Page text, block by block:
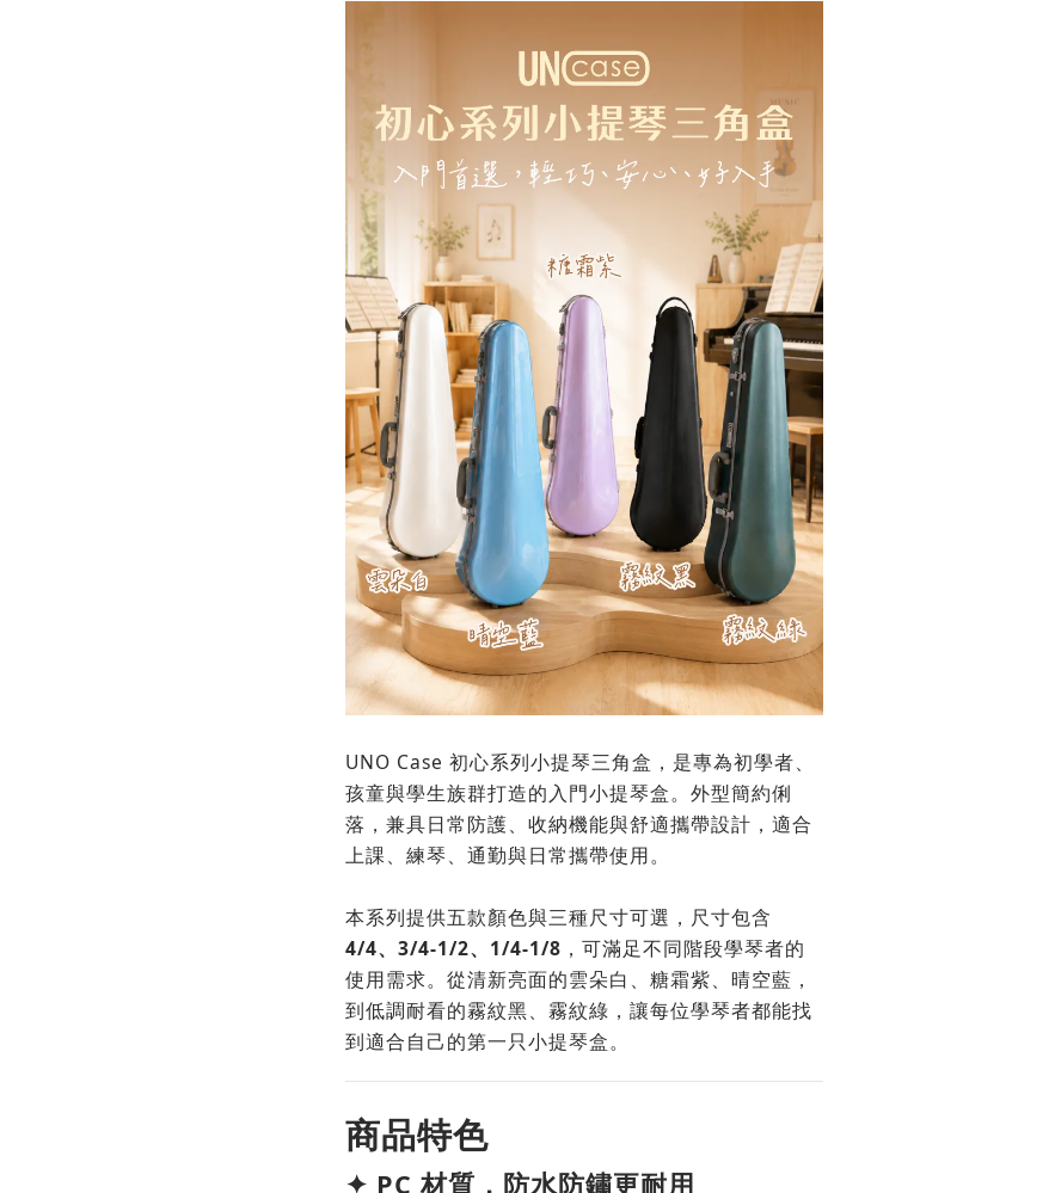
UNO Case 初心系列小提琴三角盒，是專為初學者、
孩童與學生族群打造的入門小提琴盒。外型簡約俐
落，兼具日常防護、收納機能與舒適攜帶設計，適合
上課、練琴、通勤與日常攜帶使用。
本系列提供五款顏色與三種尺寸可選，尺寸包含
4/4、3/4-1/2、1/4-1/8 ，可滿足不同階段學琴者的
使用需求。從清新亮面的雲朵白、糖霜紫、晴空藍，
到低調耐看的霧紋黑、霧紋綠，讓每位學琴者都能找
到適合自己的第一只小提琴盒。
商品特色
✦ PC 材質，防水防鏽更耐用